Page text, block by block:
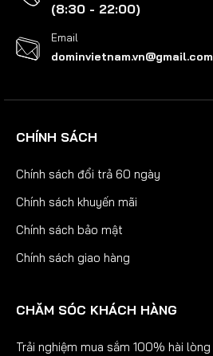
(8:30 - 22:00)
Email
dominvietnam.vn@gmail.com
CHÍNH SÁCH
Chính sách đổi trả 60 ngày
Chính sách khuyến mãi
Chính sách bảo mật
Chính sách giao hàng
CHĂM SÓC KHÁCH HÀNG
Trải nghiệm mua sắm 100% hài lòng